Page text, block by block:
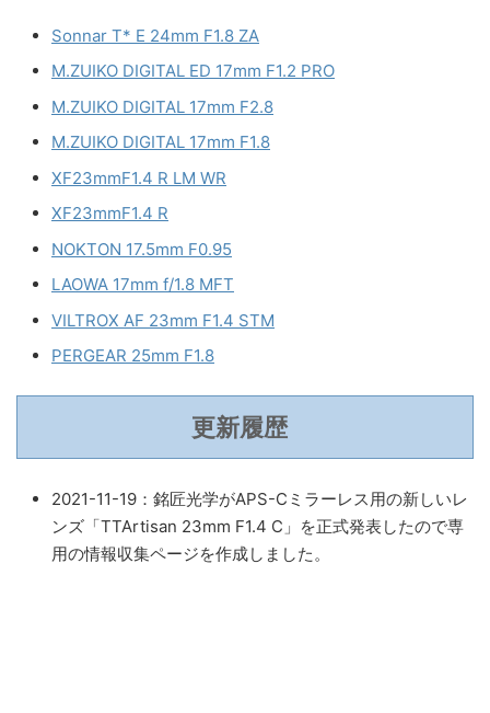
Sonnar T* E 24mm F1.8 ZA
M.ZUIKO DIGITAL ED 17mm F1.2 PRO
M.ZUIKO DIGITAL 17mm F2.8
M.ZUIKO DIGITAL 17mm F1.8
XF23mmF1.4 R LM WR
XF23mmF1.4 R
NOKTON 17.5mm F0.95
LAOWA 17mm f/1.8 MFT
VILTROX AF 23mm F1.4 STM
PERGEAR 25mm F1.8
更新履歴
2021-11-19：銘匠光学がAPS-Cミラーレス用の新しいレ
ンズ「TTArtisan 23mm F1.4 C」を正式発表したので専
用の情報収集ページを作成しました。